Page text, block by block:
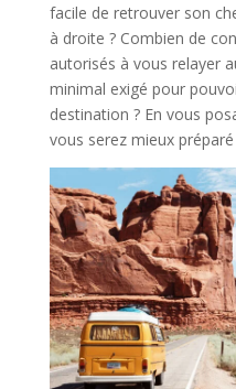
facile de retrouver son
à droite ? Combien de
autorisés à vous relayer
minimal exigé pour
destination ? En vous
vous serez mieux